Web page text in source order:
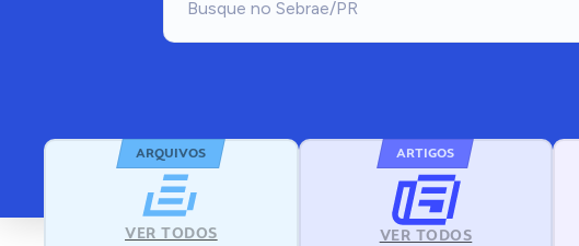
ARQUIVOS
VER TODOS
ARTIGOS
VER TODOS